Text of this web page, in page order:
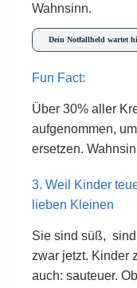
Wahnsinn.
Dein Notfallheld wartet
Fun Fact:
Über 30% aller
aufgenommen,
ersetzen.
3. Weil Kinder
lieben Kleinen
Sie sind süß,
zwar jetzt. Kinder
auch: sauteuer.